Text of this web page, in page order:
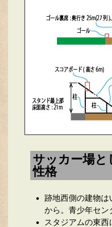
サッカー場と
性格
跡地西側の建物は
から。青少年セン
スタジアムの東